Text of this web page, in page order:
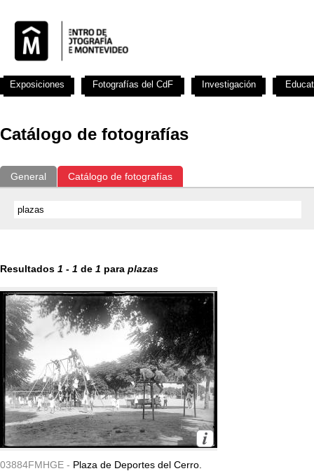
Catálogo de fotografías
General Catálogo de fotografías
Resultados 1 - 1 de 1 para plazas
03884FMHGE - Plaza de Deportes del Cerro.
Exposiciones Fotografías del CdF Investigación